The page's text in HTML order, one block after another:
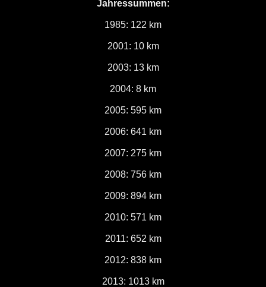
Jahressummen:
1985: 122 km
2001: 10 km
2003: 13 km
2004: 8 km
2005: 595 km
2006: 641 km
2007: 275 km
2008: 756 km
2009: 894 km
2010: 571 km
2011: 652 km
2012: 838 km
2013: 1013 km